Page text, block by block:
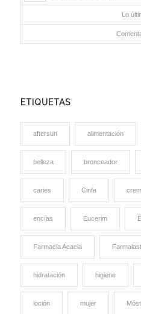
Lo
ETIQUETAS
aftersun alimentación
belleza bronceador
caries Cinfa
encías Eucerim
Farmacia Acacia
hidratación higiene
loción mujer